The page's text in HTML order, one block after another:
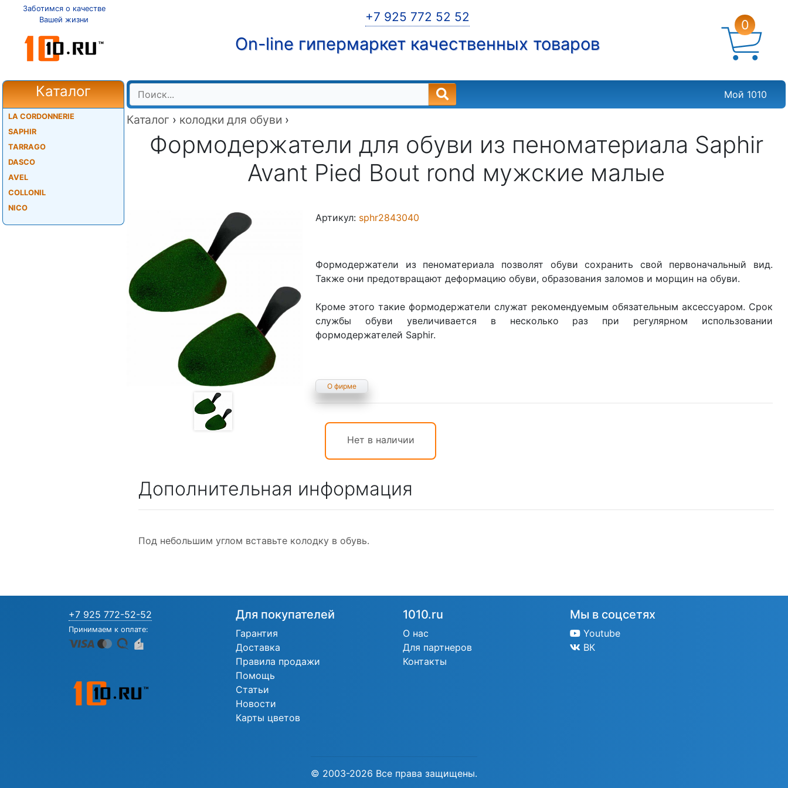
Заботимся о качестве
Вашей жизни
+7 925 772 52 52
On-line гипермаркет качественных товаров
0
Каталог
LA CORDONNERIE
SAPHIR
TARRAGO
DASCO
AVEL
COLLONIL
NICO
Мой 1010
Каталог › колодки для обуви ›
Формодержатели для обуви из пеноматериала Saphir
Avant Pied Bout rond мужские малые
Артикул: sphr2843040
Формодержатели из пеноматериала позволят обуви сохранить свой первоначальный вид.
Также они предотвращают деформацию обуви, образования заломов и морщин на обуви.
Кроме этого такие формодержатели служат рекомендуемым обязательным аксессуаром. Срок
службы обуви увеличивается в несколько раз при регулярном использовании
формодержателей Saphir.
О фирме
Нет в наличии
Дополнительная информация
Под небольшим углом вставьте колодку в обувь.
+7 925 772-52-52
Принимаем к оплате:
Для покупателей
Гарантия
Доставка
Правила продажи
Помощь
Статьи
Новости
Карты цветов
1010.ru
О нас
Для партнеров
Контакты
Мы в соцсетях
Youtube
ВК
© 2003-2026 Все права защищены.